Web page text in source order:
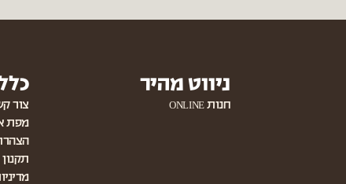
ניווט מהיר
חנות ONLINE
צור
מפת